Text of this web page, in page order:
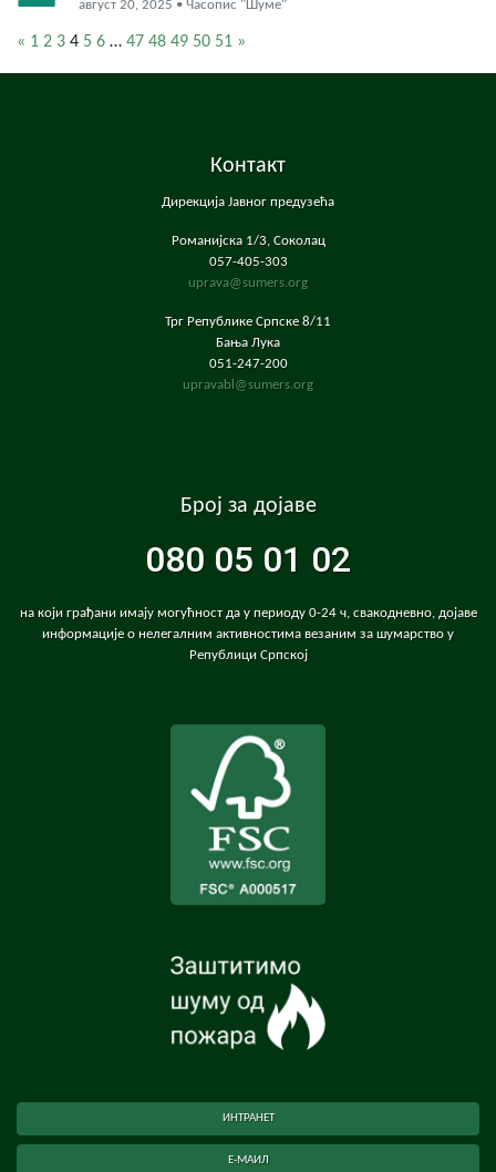
август 20, 2025 • Часопис "Шуме"
« 1 2 3 4 5 6 … 47 48 49 50 51 »
Контакт
Дирекција Јавног предузећа
Романијска 1/3, Соколац
057-405-303
uprava@sumers.org
Трг Републике Српске 8/11
Бања Лука
051-247-200
upravabl@sumers.org
Број за дојаве
080 05 01 02
на који грађани имају могућност да у периоду 0-24 ч, свакодневно, дојаве
информације о нелегалним активностима везаним за шумарство у
Републици Српској
ИНТРАНЕТ
Е-МАИЛ